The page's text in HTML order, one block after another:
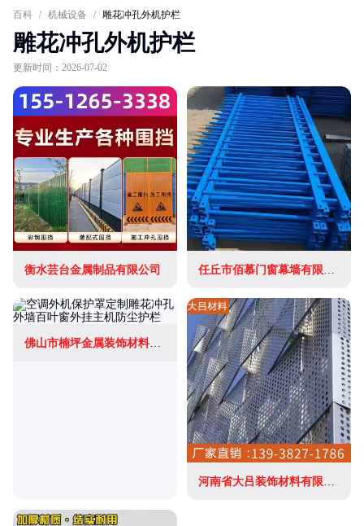
百科 / 机械设备 / 雕花冲孔外机护栏
雕花冲孔外机护栏
更新时间：2026-07-02
衡水芸台金属制品有限公司 任丘市佰慕门窗幕墙有限公司
佛山市楠坪金属装饰材料有限公司
河南省大吕装饰材料有限公司